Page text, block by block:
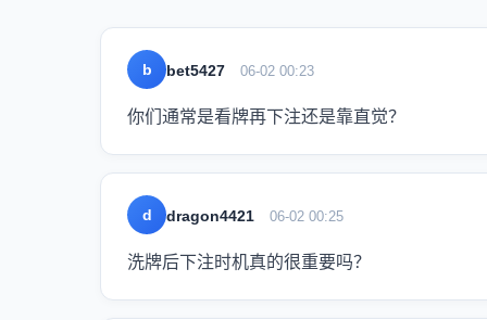
b bet5427 06-02 00:23
你们通常是看牌再下注还是靠直觉？
d dragon4421 06-02 00:25
洗牌后下注时机真的很重要吗？